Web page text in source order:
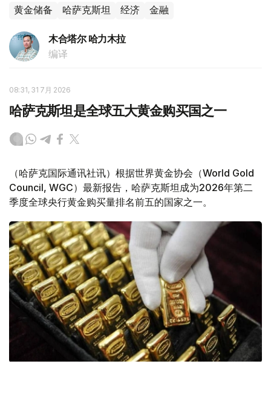
黄金储备 哈萨克斯坦 经济 金融
木合塔尔 哈力木拉
编译
08:31, 31 7月 2026
哈萨克斯坦是全球五大黄金购买国之一
（哈萨克国际通讯社讯）根据世界黄金协会（World Gold
Council, WGC）最新报告，哈萨克斯坦成为2026年第二
季度全球央行黄金购买量排名前五的国家之一。